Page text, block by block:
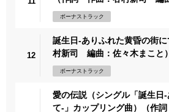
ボーナストラック
12
誕生日-ありふれた黄昏の街
村新司 編曲：佐々木まこと）
ボーナストラック
愛の伝説（シングル「誕生日
て-」カップリング曲）（作